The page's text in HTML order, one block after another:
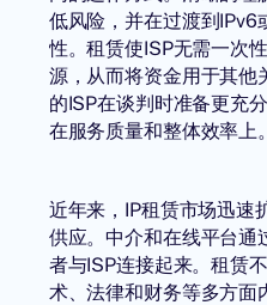
低风险，并在过渡到IPv6
性。租赁使ISP无需一次
源，从而将资金用于其他
的ISP在谈判时准备更充
在服务质量和整体效率上。
近年来，IP租赁市场迅速
供应。中介和在线平台通
者与ISP连接起来。租赁
术、法律和财务等多方面